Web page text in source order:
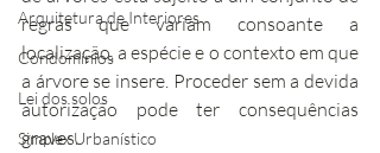
Arquitetura de Interiores
Condomínios
Lei dos solos
Simplex Urbanístico
regras que variam consoante a
localização, a espécie e o contexto em que
a árvore se insere. Proceder sem a devida
autorização pode ter consequências
graves.